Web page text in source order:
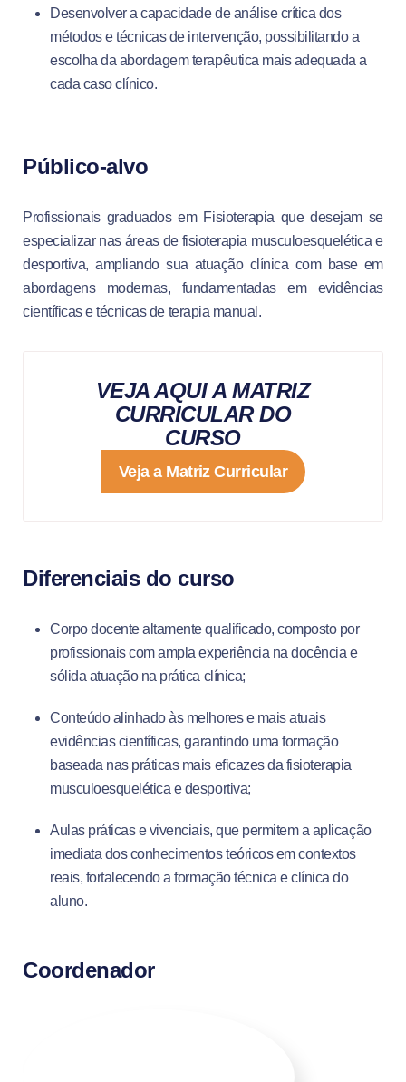
Desenvolver a capacidade de análise crítica dos
métodos e técnicas de intervenção, possibilitando a
escolha da abordagem terapêutica mais adequada a
cada caso clínico.
Público-alvo
Profissionais graduados em Fisioterapia que desejam se
especializar nas áreas de fisioterapia musculoesquelética e
desportiva, ampliando sua atuação clínica com base em
abordagens modernas, fundamentadas em evidências
científicas e técnicas de terapia manual.
VEJA AQUI A MATRIZ
CURRICULAR DO
CURSO
Veja a Matriz Curricular
Diferenciais do curso
Corpo docente altamente qualificado, composto por
profissionais com ampla experiência na docência e
sólida atuação na prática clínica;
Conteúdo alinhado às melhores e mais atuais
evidências científicas, garantindo uma formação
baseada nas práticas mais eficazes da fisioterapia
musculoesquelética e desportiva;
Aulas práticas e vivenciais, que permitem a aplicação
imediata dos conhecimentos teóricos em contextos
reais, fortalecendo a formação técnica e clínica do
aluno.
Coordenador